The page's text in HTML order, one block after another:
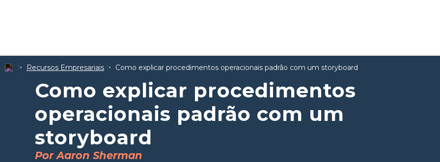
Recursos Empresariais Como explicar procedimentos operacionais padrão com um storyboard
Como explicar procedimentos
operacionais padrão com um
storyboard
Por Aaron Sherman